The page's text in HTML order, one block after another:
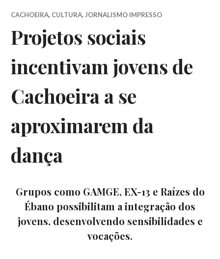
CACHOEIRA, CULTURA,JORNALISMO IMPRESSO
Projetos sociais
incentivam jovens de
Cachoeira a se
aproximarem da
dança
Grupos como GAMGE, EX-13 e Raízes do
Ébano possibilitam a integração dos
jovens, desenvolvendo sensibilidades e
vocações.